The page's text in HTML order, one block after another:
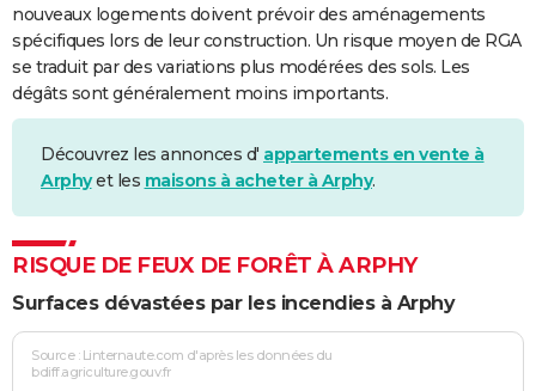
nouveaux logements doivent prévoir des aménagements
spécifiques lors de leur construction. Un risque moyen de RGA
se traduit par des variations plus modérées des sols. Les
dégâts sont généralement moins importants.
Découvrez les annonces d' appartements en vente à
Arphyet les maisons à acheter à Arphy.
RISQUE DE FEUX DE FORÊT À ARPHY
Surfaces dévastées par les incendies à Arphy
Source : Linternaute.com d'après les données du
bdiff.agriculture.gouv.fr